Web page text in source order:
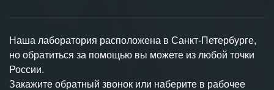
Наша лаборатория расположена в Санкт-Петербурге,
но обратиться за помощью вы можете из любой точки
России.
Закажите обратный звонок или наберите в рабочее